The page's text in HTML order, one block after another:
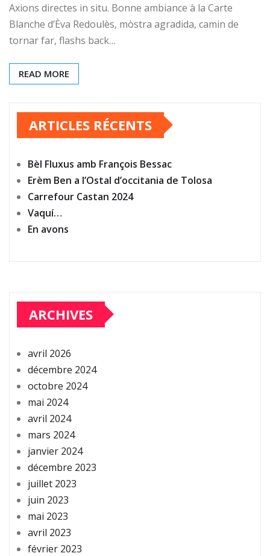
Axions directes in situ. Bonne ambiance à la Carte
Blanche d’Èva Redoulès, mòstra agradida, camin de
tornar far, flashs back…
READ MORE
ARTICLES RÉCENTS
Bèl Fluxus amb François Bessac
Erèm Ben a l’Ostal d’occitania de Tolosa
Carrefour Castan 2024
Vaquí…
En avons
ARCHIVES
avril 2026
décembre 2024
octobre 2024
mai 2024
avril 2024
mars 2024
janvier 2024
décembre 2023
juillet 2023
juin 2023
mai 2023
avril 2023
février 2023